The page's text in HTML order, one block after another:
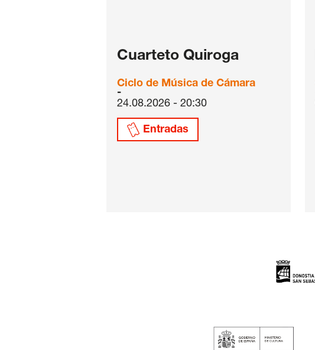
Cuarteto Quiroga
Ciclo de Música de Cámara
24.08.2026 - 20:30
Entradas